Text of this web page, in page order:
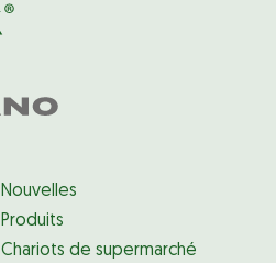
Nouvelles
Produits
Chariots de supermarché